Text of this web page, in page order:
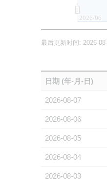
2026/06
最后更新时间: 2026-
日期 (年-月-日)
2026-08-07
2026-08-06
2026-08-05
2026-08-04
2026-08-03